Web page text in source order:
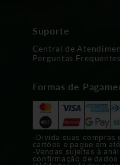
Suporte
Central de
Perguntas Frequentes
Formas de
-Divida suas compras
cartões e pague em
-Vendas sujeitas à
confirmação de dados